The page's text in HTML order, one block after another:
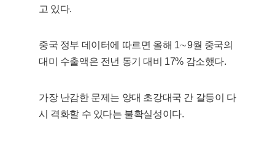
고 있다.
중국 정부 데이터에 따르면 올해 1∼9월 중국의
대미 수출액은 전년 동기 대비 17% 감소했다.
가장 난감한 문제는 양대 초강대국 간 갈등이 다
시 격화할 수 있다는 불확실성이다.